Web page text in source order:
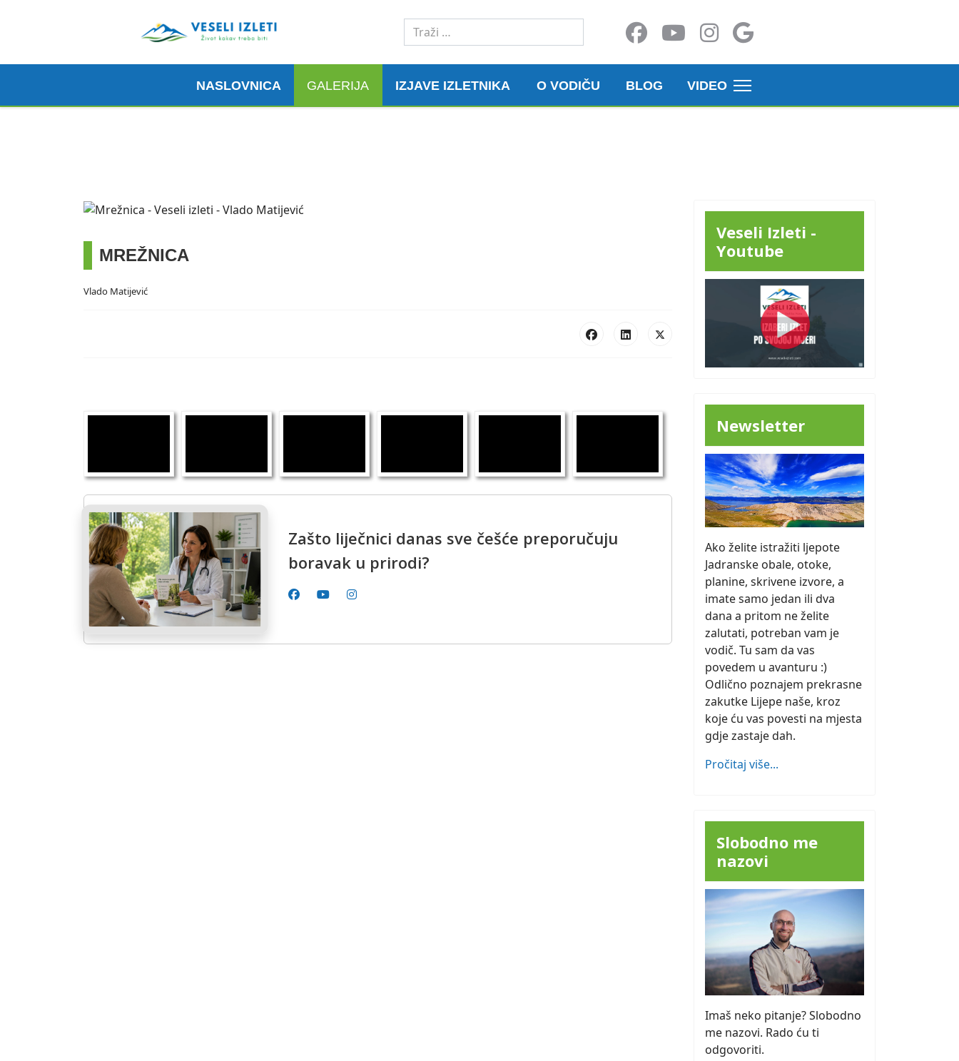
Traži
NASLOVNICA GALERIJA IZJAVE IZLETNIKA O VODIČU BLOG VIDEO
MREŽNICA
Vlado Matijević
Zašto liječnici danas sve češće preporučuju
boravak u prirodi?
Veseli Izleti -
Youtube
Newsletter
Ako želite istražiti ljepote
Jadranske obale, otoke,
planine, skrivene izvore, a
imate samo jedan ili dva
dana a pritom ne želite
zalutati, potreban vam je
vodič. Tu sam da vas
povedem u avanturu :)
Odlično poznajem prekrasne
zakutke Lijepe naše, kroz
koje ću vas povesti na mjesta
gdje zastaje dah.
Pročitaj više...
Slobodno me
nazovi
Imaš neko pitanje? Slobodno
me nazovi. Rado ću ti
odgovoriti.